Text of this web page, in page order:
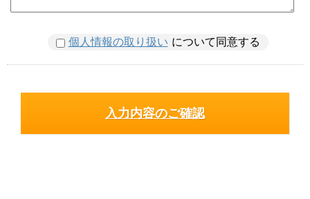
個人情報の取り扱い について同意する